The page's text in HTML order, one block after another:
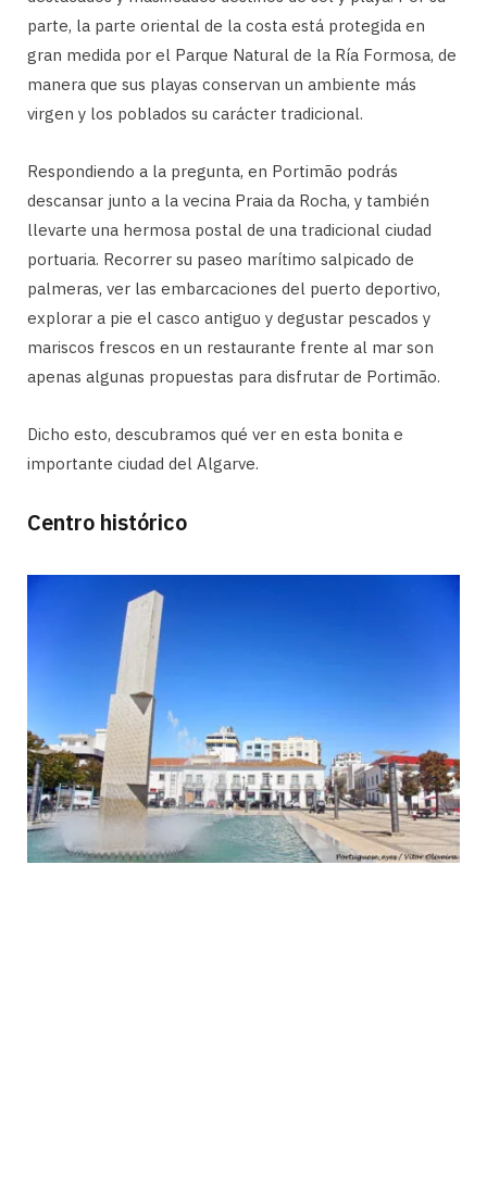
parte, la parte oriental de la costa está protegida en
gran medida por el Parque Natural de la Ría Formosa, de
manera que sus playas conservan un ambiente más
virgen y los poblados su carácter tradicional.
Respondiendo a la pregunta, en Portimão podrás
descansar junto a la vecina Praia da Rocha, y también
llevarte una hermosa postal de una tradicional ciudad
portuaria. Recorrer su paseo marítimo salpicado de
palmeras, ver las embarcaciones del puerto deportivo,
explorar a pie el casco antiguo y degustar pescados y
mariscos frescos en un restaurante frente al mar son
apenas algunas propuestas para disfrutar de Portimão.
Dicho esto, descubramos qué ver en esta bonita e
importante ciudad del Algarve.
Centro histórico